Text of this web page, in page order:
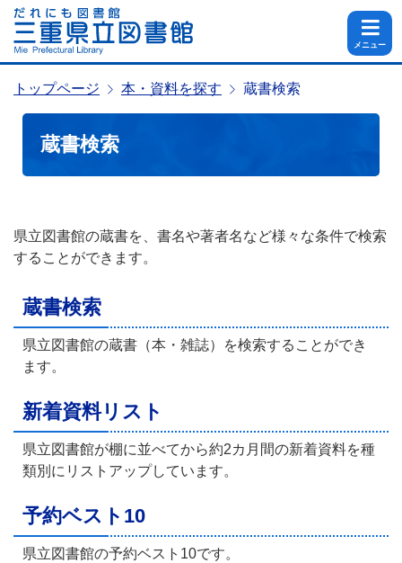
メニュー
トップページ 本・資料を探す 蔵書検索
蔵書検索
県立図書館の蔵書を、書名や著者名など様々な条件で検索
することができます。
蔵書検索
県立図書館の蔵書（本・雑誌）を検索することができ
ます。
新着資料リスト
県立図書館が棚に並べてから約2カ月間の新着資料を種
類別にリストアップしています。
予約ベスト10
県立図書館の予約ベスト10です。